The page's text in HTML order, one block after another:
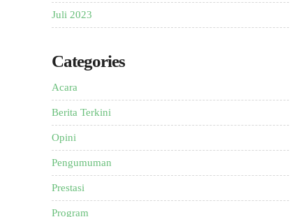
Juli 2023
Categories
Acara
Berita Terkini
Opini
Pengumuman
Prestasi
Program